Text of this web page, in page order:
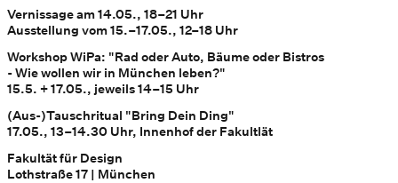
Vernissage am 14.05., 18–21 Uhr
Ausstellung vom 15.–17.05., 12–18 Uhr
Workshop WiPa: "Rad oder Auto, Bäume oder Bistros
- Wie wollen wir in München leben?"
15.5. + 17.05., jeweils 14–15 Uhr
(Aus-)Tauschritual "Bring Dein Ding"
17.05., 13–14.30 Uhr, Innenhof der Fakultlät
Fakultät für Design
Lothstraße 17 | München